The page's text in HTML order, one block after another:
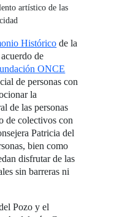
artístico de las
Histórico de la
de
ONCE
de personas con
la
de las personas
de colectivos con
Patricia del
bien como
disfrutar de las
sin barreras ni
Pozo y el